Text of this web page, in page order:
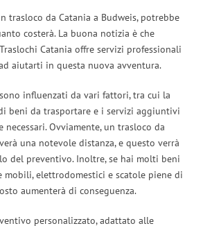
trasloco da Catania a Budweis, potrebbe
costerà. La buona notizia è che
Catania offre servizi professionali
aiutarti in questa nuova avventura.
influenzati da vari fattori, tra cui la
beni da trasportare e i servizi aggiuntivi
necessari. Ovviamente, un trasloco da
una notevole distanza, e questo verrà
del preventivo. Inoltre, se hai molti beni
mobili, elettrodomestici e scatole piene di
aumenterà di conseguenza.
personalizzato, adattato alle